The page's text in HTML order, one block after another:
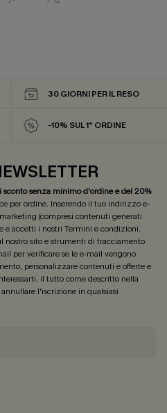
30 GIORNI PER IL RESO
-10% SUL 1° ORDINE
sconto senza minimo d'ordine e del 20%
per ordine. Inserendo il tuo indirizzo e-
(compresi contenuti generati
e accetti i nostri Termini e condizioni.
nostro sito e strumenti di tracciamento
per verificare se le e-mail vengono
personalizzare contenuti e offerte e
il tutto come descritto nella
annullare l'iscrizione in qualsiasi